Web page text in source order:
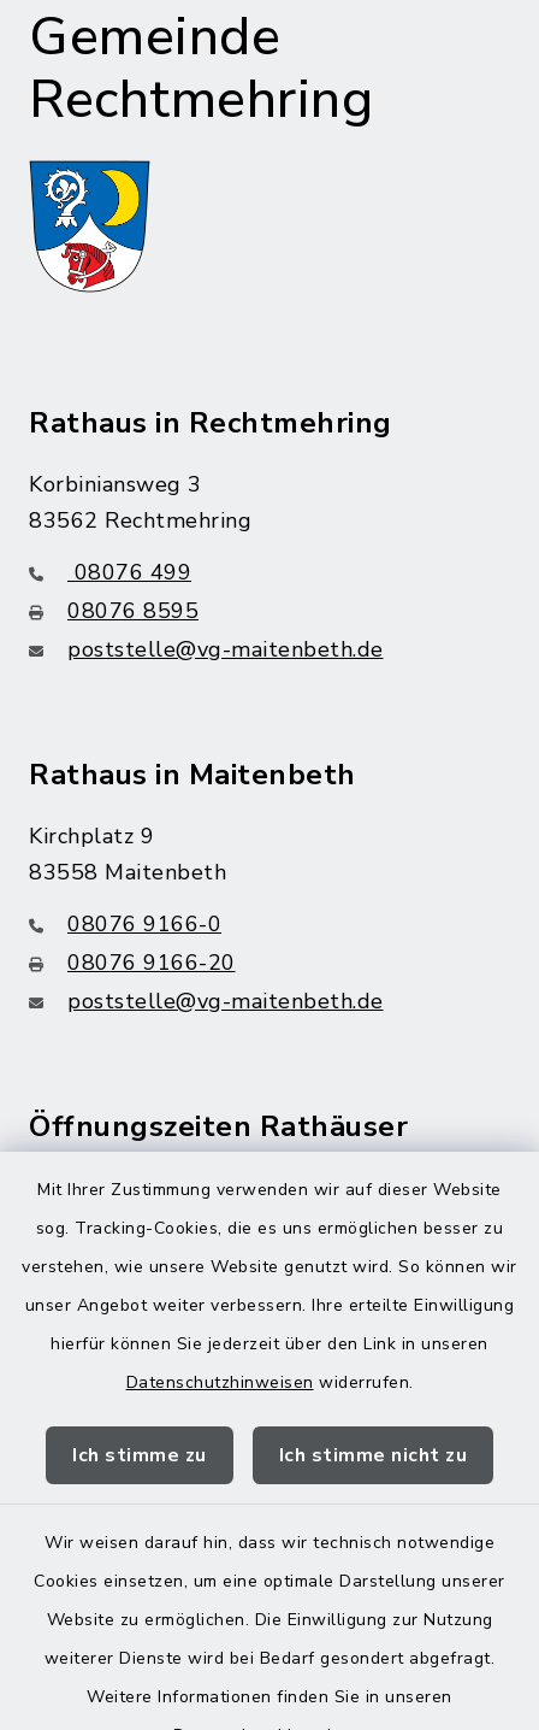
Mit Ihrer Zustimmung verwenden wir auf dieser Website
sog. Tracking-Cookies, die es uns ermöglichen besser zu
verstehen, wie unsere Website genutzt wird. So können wir
unser Angebot weiter verbessern. Ihre erteilte Einwilligung
hierfür können Sie jederzeit über den Link in unseren
Datenschutzhinweisen widerrufen.
Ich stimme zu Ich stimme nicht zu
Wir weisen darauf hin, dass wir technisch notwendige
Cookies einsetzen, um eine optimale Darstellung unserer
Website zu ermöglichen. Die Einwilligung zur Nutzung
weiterer Dienste wird bei Bedarf gesondert abgefragt.
Weitere Informationen finden Sie in unseren
Gemeinde
Rechtmehring
Rathaus in Rechtmehring
Korbiniansweg 3
83562 Rechtmehring
08076 499
08076 8595
poststelle@vg-maitenbeth.de
Rathaus in Maitenbeth
Kirchplatz 9
83558 Maitenbeth
08076 9166-0
08076 9166-20
poststelle@vg-maitenbeth.de
Öffnungszeiten Rathäuser
Montag bis Freitag:
08:00-12:00 Uhr
Donnerstag zusätzlich:
13:00-18:00 Uhr
Landratsamt Mühldorf
Barrierefreiheit